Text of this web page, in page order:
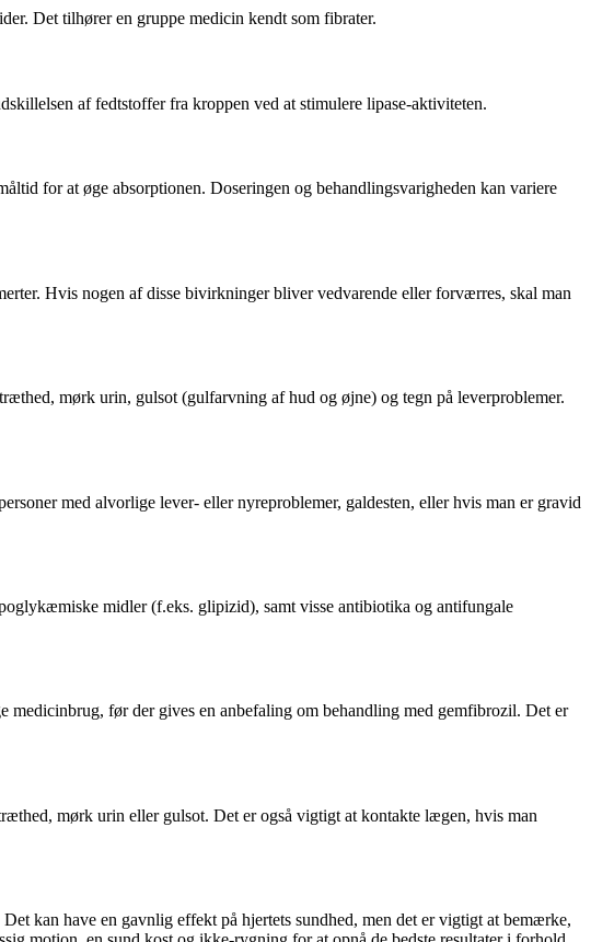
Det tilhører en gruppe medicin kendt som fibrater.
af fedtstoffer fra kroppen ved at stimulere lipase-aktiviteten.
for at øge absorptionen. Doseringen og behandlingsvarigheden kan variere
Hvis nogen af disse bivirkninger bliver vedvarende eller forværres, skal man
mørk urin, gulsot (gulfarvning af hud og øjne) og tegn på leverproblemer.
med alvorlige lever- eller nyreproblemer, galdesten, eller hvis man er gravid
midler (f.eks. glipizid), samt visse antibiotika og antifungale
før der gives en anbefaling om behandling med gemfibrozil. Det er
mørk urin eller gulsot. Det er også vigtigt at kontakte lægen, hvis man
kan have en gavnlig effekt på hjertets sundhed, men det er vigtigt at bemærke,